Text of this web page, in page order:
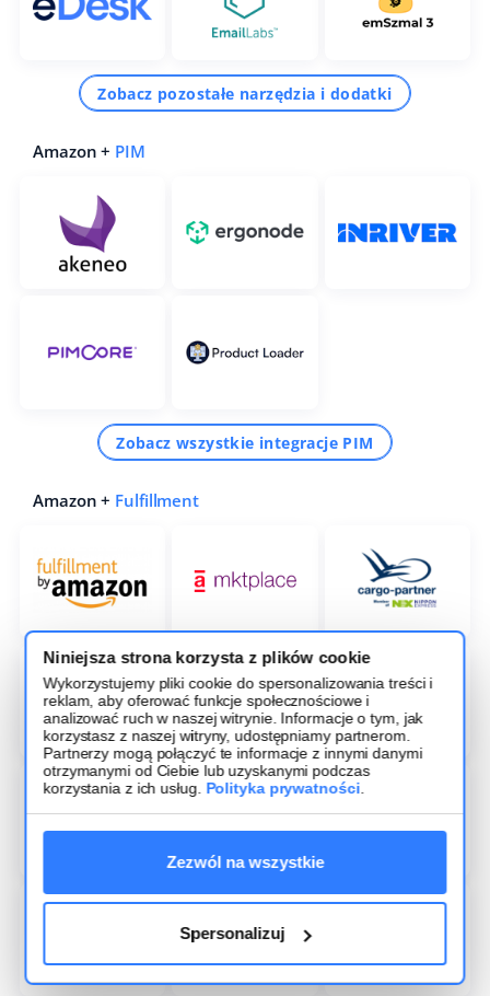
Niniejsza strona korzysta z plików cookie
Wykorzystujemy pliki cookie do spersonalizowania treści i
reklam, aby oferować funkcje społecznościowe i
analizować ruch w naszej witrynie. Informacje o tym, jak
korzystasz z naszej witryny, udostępniamy partnerom.
Partnerzy mogą połączyć te informacje z innymi danymi
otrzymanymi od Ciebie lub uzyskanymi podczas
korzystania z ich usług. Polityka prywatności.
Zezwól na wszystkie
Spersonalizuj
Zobacz pozostałe narzędzia i dodatki
Amazon + PIM
Zobacz wszystkie integracje PIM
Amazon + Fulfillment